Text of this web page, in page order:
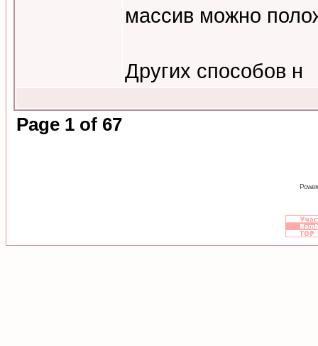
массив можно
Других способов н
Page 1 of 67